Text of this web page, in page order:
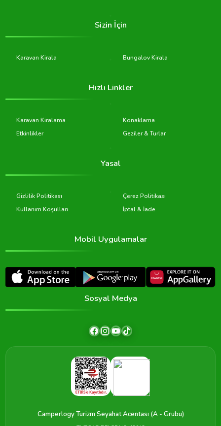
Sizin İçin
Karavan Kirala Bungalov Kirala
Hızlı Linkler
Karavan Kiralama
Konaklama
Etkinlikler
Geziler & Turlar
Yasal
Gizlilik Politikası
Çerez Politikası
Kullanım Koşulları
İptal & İade
Mobil Uygulamalar
Sosyal Medya
Camperlogy Turizm Seyahat Acentası (A - Grubu)